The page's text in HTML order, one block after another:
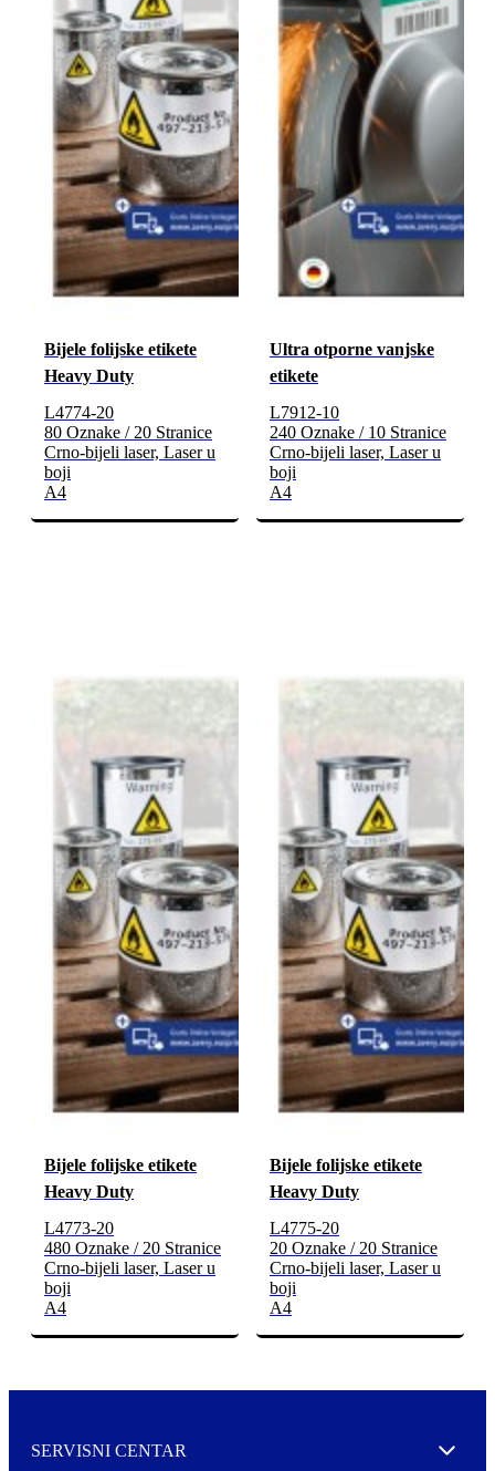
Bijele folijske etikete
Heavy Duty
L4774-20
80 Oznake / 20 Stranice
Crno-bijeli laser, Laser u
boji
A4
Ultra otporne vanjske
etikete
L7912-10
240 Oznake / 10 Stranice
Crno-bijeli laser, Laser u
boji
A4
Bijele folijske etikete
Heavy Duty
L4773-20
480 Oznake / 20 Stranice
Crno-bijeli laser, Laser u
boji
A4
Bijele folijske etikete
Heavy Duty
L4775-20
20 Oznake / 20 Stranice
Crno-bijeli laser, Laser u
boji
A4
SERVISNI CENTAR Expand